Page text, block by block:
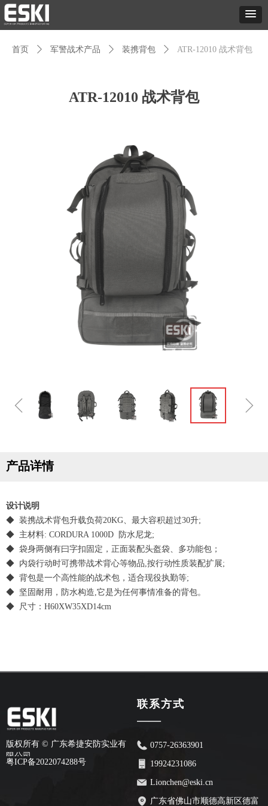
首页 ꄲ 军警战术产品 ꄲ 装携背包 ꄲ ATR-12010 战术背包
ꁆ ꁇ
设计说明
◆ 装携战术背包升载负荷20KG、最大容积超过30升;
◆ 主材料: CORDURA 1000D 防水尼龙;
◆ 袋身两侧有曰字扣固定，正面装配头盔袋、多功能包；
◆ 内袋行动时可携带战术背心等物品,按行动性质装配扩展;
◆ 背包是一个高性能的战术包，适合现役执勤等;
◆ 坚固耐用，防水构造,它是为任何事情准备的背包。
◆ 尺寸：H60XW35XD14cm
ATR-12010 战术背包
产品详情
版权所有 © 广东希捷安防实业有
限公司
粤ICP备2022074288号
联系方式
——
0757-26363901
19924231086
Lionchen@eski.cn
广东省佛山市顺德高新区德富